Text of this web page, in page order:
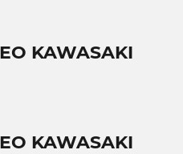
KAWASAKI
KAWASAKI